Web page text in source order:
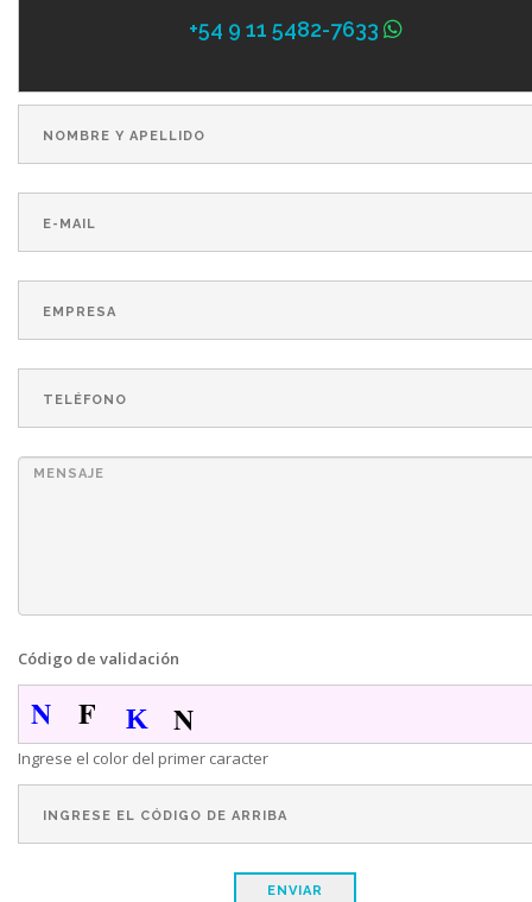
+54 9 11 5482-7633
Código de validación
N F K N
Ingrese el color del primer caracter